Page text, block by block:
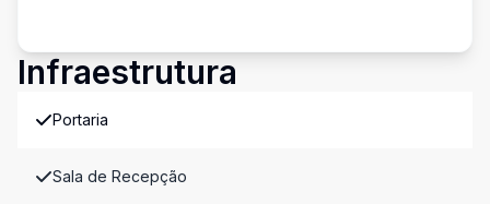
Infraestrutura
Portaria
Sala de Recepção